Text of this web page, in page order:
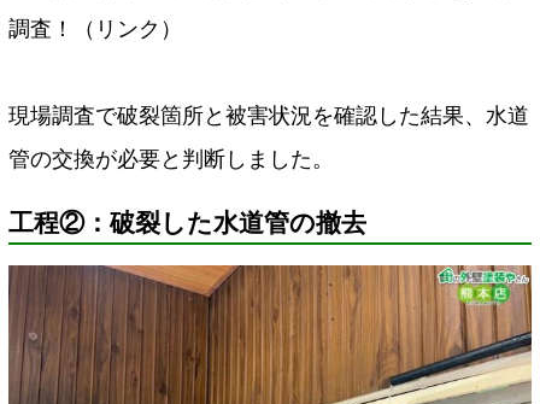
調査！（リンク）
現場調査で破裂箇所と被害状況を確認した結果、水道
管の交換が必要と判断しました。
工程②：破裂した水道管の撤去